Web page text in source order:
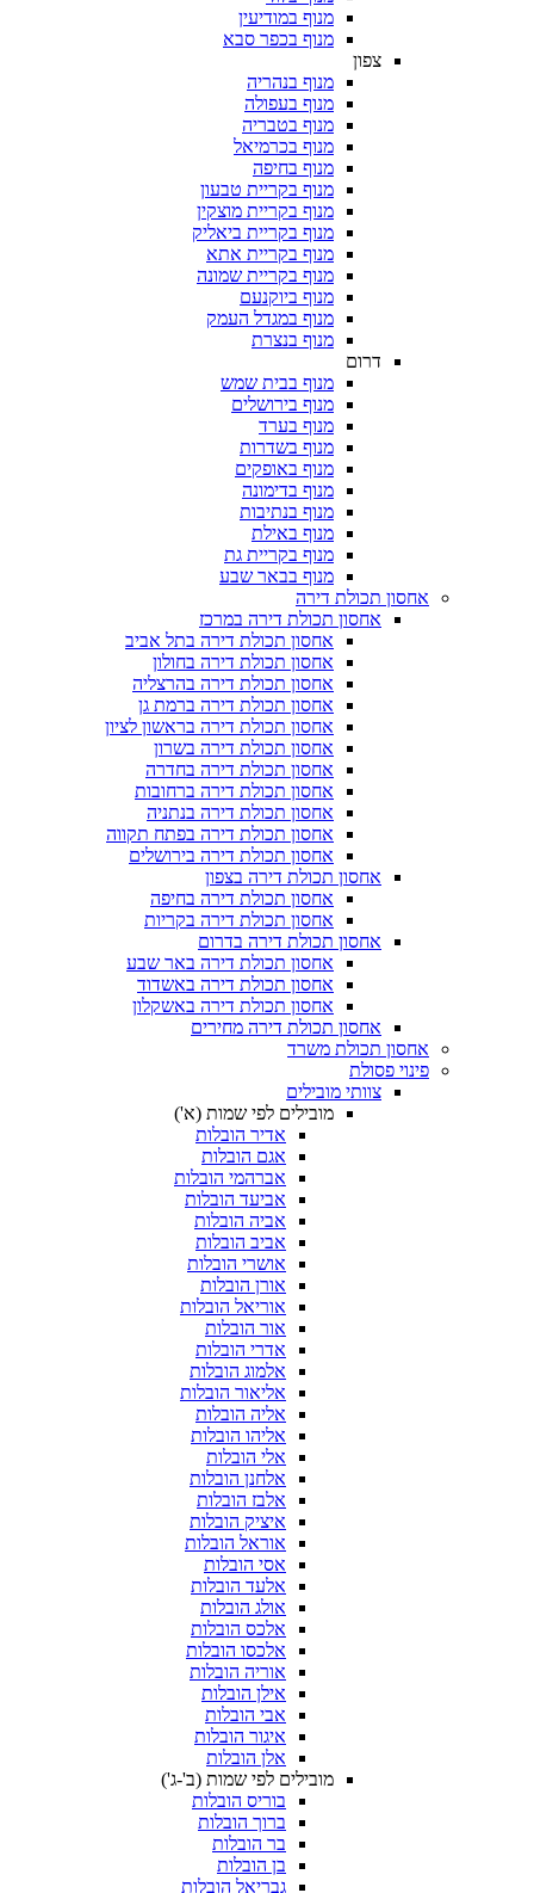
מנוף במודיעין
מנוף בכפר סבא
צפון
מנוף בנהריה
מנוף בעפולה
מנוף בטבריה
מנוף בכרמיאל
מנוף בחיפה
מנוף בקריית טבעון
מנוף בקריית מוצקין
מנוף בקריית ביאליק
מנוף בקריית אתא
מנוף בקריית שמונה
מנוף ביוקנעם
מנוף במגדל העמק
מנוף בנצרת
דרום
מנוף בבית שמש
מנוף בירושלים
מנוף בערד
מנוף בשדרות
מנוף באופקים
מנוף בדימונה
מנוף בנתיבות
מנוף באילת
מנוף בקריית גת
מנוף בבאר שבע
אחסון תכולת דירה
אחסון תכולת דירה במרכז
אחסון תכולת דירה בתל אביב
אחסון תכולת דירה בחולון
אחסון תכולת דירה בהרצליה
אחסון תכולת דירה ברמת גן
אחסון תכולת דירה בראשון לציון
אחסון תכולת דירה בשרון
אחסון תכולת דירה בחדרה
אחסון תכולת דירה ברחובות
אחסון תכולת דירה בנתניה
אחסון תכולת דירה בפתח תקווה
אחסון תכולת דירה בירושלים
אחסון תכולת דירה בצפון
אחסון תכולת דירה בחיפה
אחסון תכולת דירה בקריות
אחסון תכולת דירה בדרום
אחסון תכולת דירה באר שבע
אחסון תכולת דירה באשדוד
אחסון תכולת דירה באשקלון
אחסון תכולת דירה מחירים
אחסון תכולת משרד
פינוי פסולת
צוותי מובילים
מובילים לפי שמות (א')
אדיר הובלות
אגם הובלות
אברהמי הובלות
אביעד הובלות
אביה הובלות
אביב הובלות
אושרי הובלות
אורן הובלות
אוריאל הובלות
אור הובלות
אדרי הובלות
אלמוג הובלות
אליאור הובלות
אליה הובלות
אליהו הובלות
אלי הובלות
אלחנן הובלות
אלבז הובלות
איציק הובלות
אוראל הובלות
אסי הובלות
אלעד הובלות
אולג הובלות
אלכס הובלות
אלכסו הובלות
אוריה הובלות
אילן הובלות
אבי הובלות
איגור הובלות
אלן הובלות
מובילים לפי שמות (ב'-ג')
בוריס הובלות
ברוך הובלות
בר הובלות
בן הובלות
גבריאל הובלות